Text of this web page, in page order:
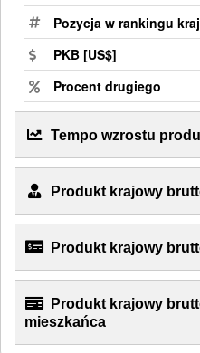
Pozycja w rankingu
PKB [US$]
Procent drugiego
Tempo wzrostu
Produkt krajowy
Produkt krajowy
Produkt krajowy
mieszkańca